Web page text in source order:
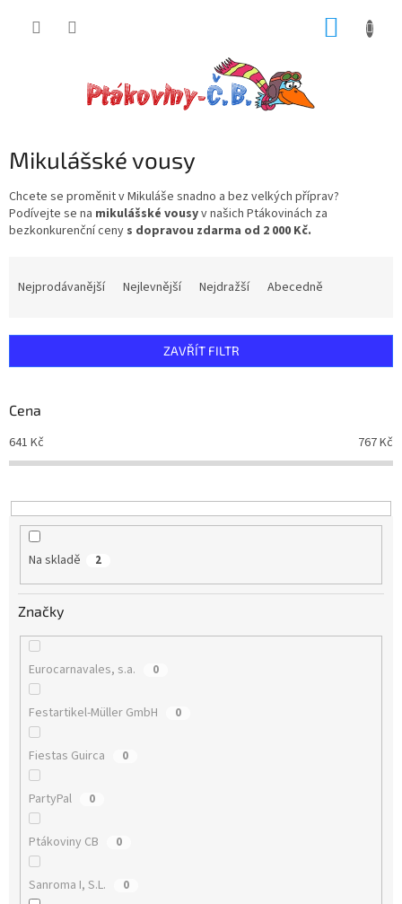
Mikulášské vousy
Chcete se proměnit v Mikuláše snadno a bez velkých příprav?
Podívejte se na mikulášské vousyv našich Ptákovinách za
bezkonkurenční ceny s dopravou zdarma od 2 000 Kč.
í
r
o
d
u
t
ů
Nejprodávanější Nejlevnější Nejdražší Abecedně
ZAVŘÍT FILTR
Cena
641 Kč 767Kč
Na skladě 2
Značky
Eurocarnavales, s.a. 0
Festartikel-Müller GmbH 0
Fiestas Guirca 0
PartyPal 0
Ptákoviny CB 0
Sanroma I, S.L. 0